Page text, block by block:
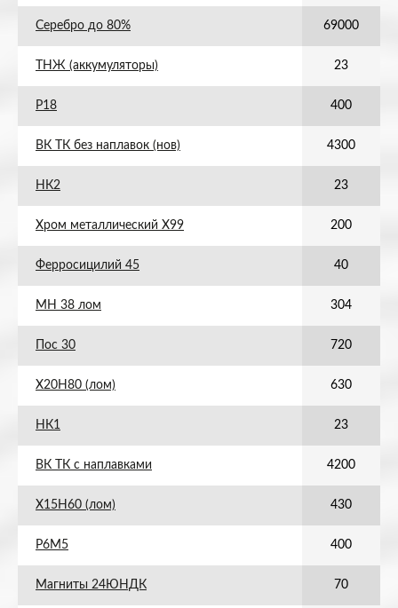
Серебро до 80% 69000
ТНЖ (аккумуляторы) 23
Р18 400
ВК ТК без наплавок (нов) 4300
НК2 23
Хром металлический Х99 200
Ферросицилий 45 40
МН 38 лом 304
Пос 30 720
Х20Н80 (лом) 630
НК1 23
ВК ТК с наплавками 4200
Х15Н60 (лом) 430
Р6М5 400
Магниты 24ЮНДК 70